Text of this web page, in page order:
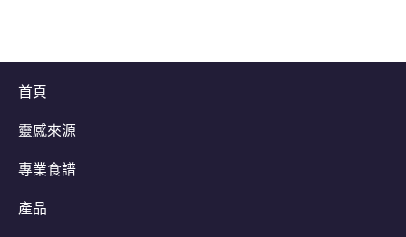
首頁
靈感來源
專業食譜
產品